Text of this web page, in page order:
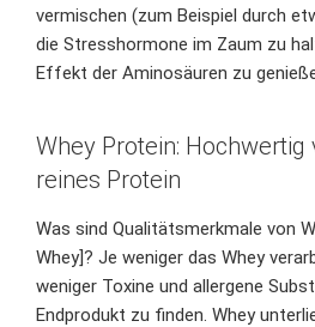
vermischen (zum Beispiel durch
die Stresshormone im Zaum zu
Effekt der Aminosäuren zu
Whey Protein:
reines Protein
Was sind Qualitätsmerkmale von
Whey]? Je weniger das Whey
weniger Toxine und allergene
Endprodukt zu finden. Whey